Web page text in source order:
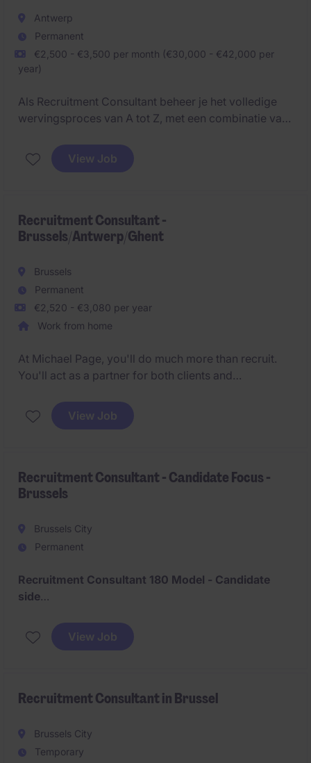
Antwerp
Permanent
€2,500 - €3,500 per month (€30,000 - €42,000 per
year)
Als Recruitment Consultant beheer je het volledige
wervingsproces van A tot Z, met een combinatie van
van klantrelaties, het vinden van kandidaten en het
leveren van hoogwaardige wervingsoplossingen.
View Job
Recruitment Consultant -
Brussels/Antwerp/Ghent
Brussels
Permanent
€2,520 - €3,080 per year
Work from home
At Michael Page, you'll do much more than recruit.
You'll act as a partner for both clients and
careers and lives. This role offers an exciting
combination of talent acquisition, consulting, and
View Job
Recruitment Consultant - Candidate Focus -
Brussels
Brussels City
Permanent
Recruitment Consultant 180 Model - Candidate
side
As a Recruitment Consultant, you will be responsible
for identifying, attracting, assessing, and engaging
translate client requirements into targeted talent
candidates for business opportunities.
View Job
Recruitment Consultant in Brussel
Brussels City
Temporary